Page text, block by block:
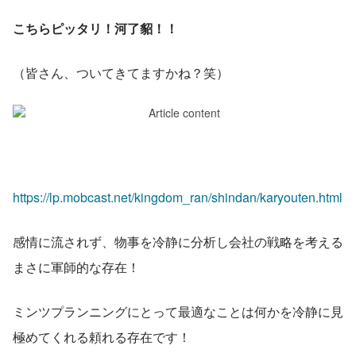
こちらピッタリ！河了貂！！
（皆さん、ついてきてますかね？笑）
https://lp.mobcast.net/kingdom_ran/shindan/karyouten.html
感情に流されず、物事を冷静に分析し会社の戦略を考える
まさに軍師的な存在！
ミンツプランニングにとって最適なことは何かを冷静に見
極めてくれる頼れる存在です！